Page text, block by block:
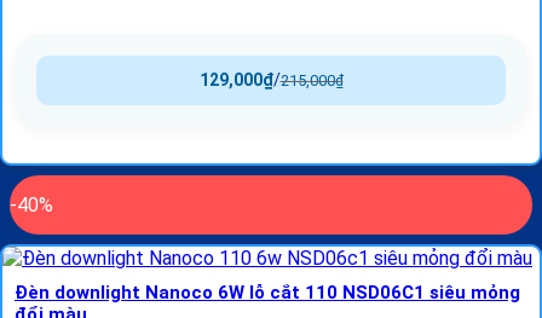
215,000₫
/
129,000₫
-40%
Đèn downlight Nanoco 6W lỗ cắt 110 NSD06C1 siêu mỏng